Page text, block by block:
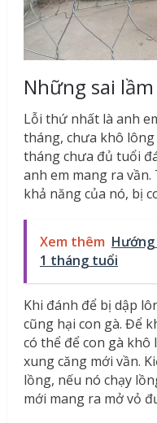
Những sai
Lỗi thứ nhất là anh
tháng, chưa khô lông
tháng chưa đủ tuổi
anh em mang ra
khả năng của nó, bị
Xem thêm
1 tháng tuổi
Khi đánh để bị dập
cũng hại con gà. Để
có thể để con gà khô
xung căng mới vần.
lồng, nếu nó chạy
mới mang ra mở vỏ